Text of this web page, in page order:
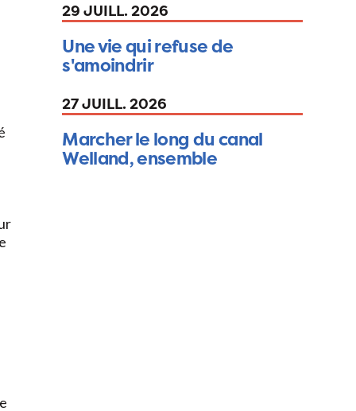
29 JUILL. 2026
Une vie qui refuse de
s'amoindrir
27 JUILL. 2026
Marcher le long du canal
Welland, ensemble